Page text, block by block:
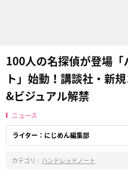
100人の名探偵が登場「
ト」始動！講談社・新
&ビジュアル解禁
ニュース
ライター：にじめん編集部
カテゴリ : ハンドレッドノート